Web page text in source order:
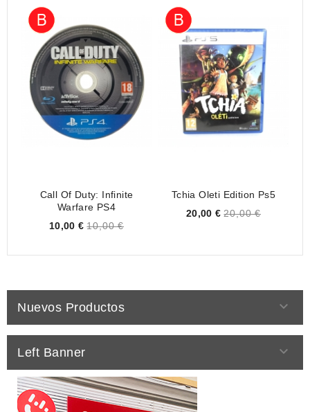
Call Of Duty: Infinite
Warfare PS4
Price
10,00 € 10,00 €
Tchia Oleti Edition Ps5
Price
20,00 € 20,00 €
Nuevos Productos 
Left Banner 